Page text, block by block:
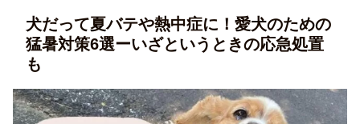
犬だって夏バテや熱中症に！愛犬のための
猛暑対策6選ーいざというときの応急処置
も